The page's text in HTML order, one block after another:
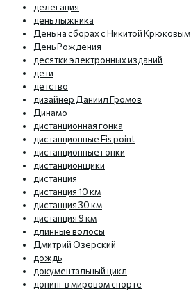
делегация
день лыжника
День на сборах с Никитой Крюковым
День Рождения
десятки электронных изданий
дети
детство
дизайнер Даниил Громов
Динамо
дистанционная гонка
дистанционные Fis point
дистанционные гонки
дистанционщики
дистанция
дистанция 10 км
дистанция 30 км
дистанция 9 км
длинные волосы
Дмитрий Озерский
дождь
документальный цикл
допинг в мировом спорте